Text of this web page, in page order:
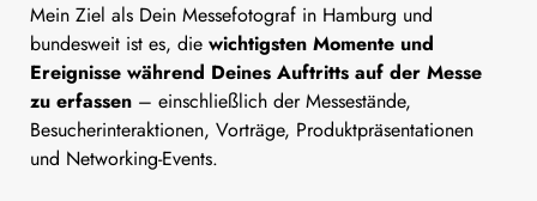
Mein Ziel als Dein Messefotograf in Hamburg und
bundesweit ist es, die wichtigsten Momente und
Ereignisse während Deines Auftritts auf der Messe
zu erfassen – einschließlich der Messestände,
Besucherinteraktionen, Vorträge, Produktpräsentationen
und Networking-Events.